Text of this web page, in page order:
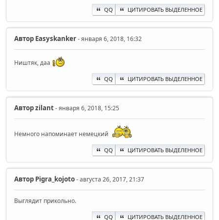
QQ ЦИТИРОВАТЬ ВЫДЕЛЕННОЕ
Автор Easyskanker- января 6, 2018, 16:32
Ништяк, даа
QQ ЦИТИРОВАТЬ ВЫДЕЛЕННОЕ
Авторzilant- января 6, 2018, 15:25
Немного напоминает немецкий
QQ ЦИТИРОВАТЬ ВЫДЕЛЕННОЕ
Автор Pigra_kojoto- августа 26, 2017, 21:37
Выглядит прикольно.
QQ ЦИТИРОВАТЬ ВЫДЕЛЕННОЕ